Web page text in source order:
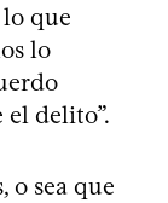
lo que
lo
delito”.
o sea que